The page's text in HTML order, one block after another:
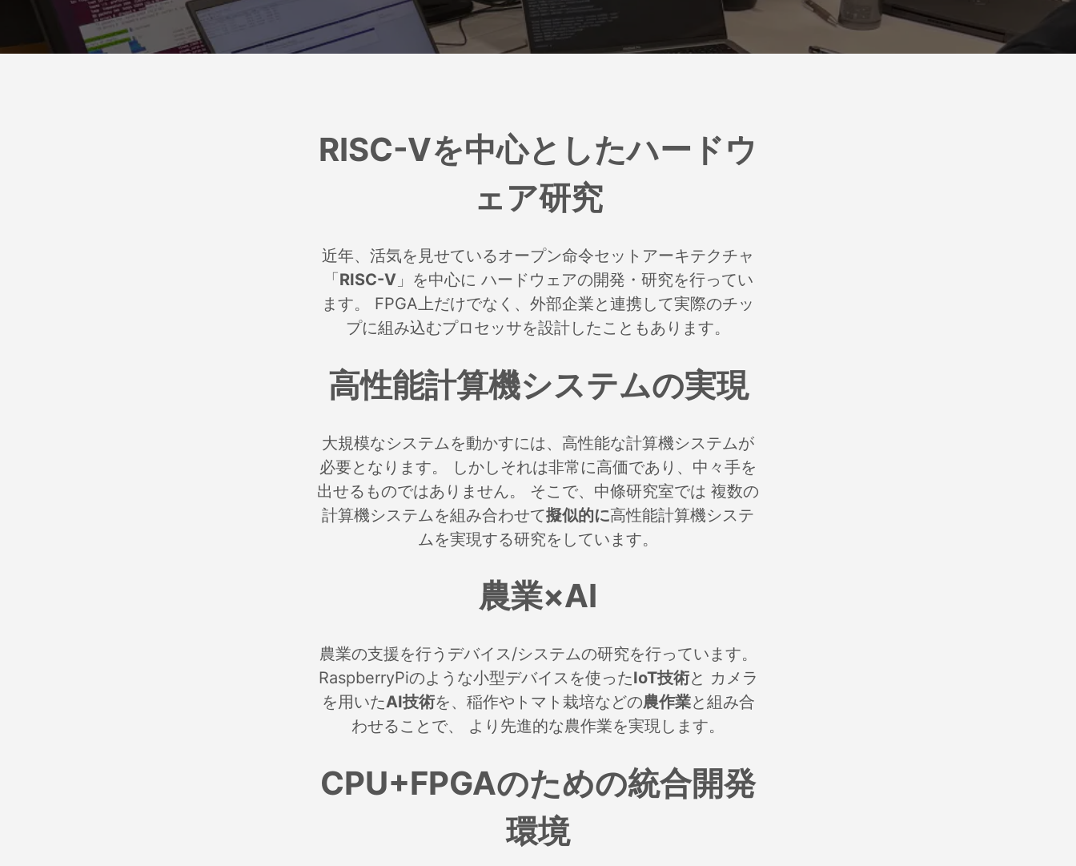
RISC-Vを中心としたハードウ
ェア研究
近年、活気を見せているオープン命令セットアーキテクチャ
「RISC-V」を中心に ハードウェアの開発・研究を行ってい
ます。 FPGA上だけでなく、外部企業と連携して実際のチッ
プに組み込むプロセッサを設計したこともあります。
高性能計算機システムの実現
大規模なシステムを動かすには、高性能な計算機システムが
必要となります。 しかしそれは非常に高価であり、中々手を
出せるものではありません。 そこで、中條研究室では 複数の
計算機システムを組み合わせて擬似的に高性能計算機システ
ムを実現する研究をしています。
農業×AI
農業の支援を行うデバイス/システムの研究を行っています。
RaspberryPiのような小型デバイスを使ったIoT技術と カメラ
を用いたAI技術を、稲作やトマト栽培などの農作業と組み合
わせることで、 より先進的な農作業を実現します。
CPU+FPGAのための統合開発
環境